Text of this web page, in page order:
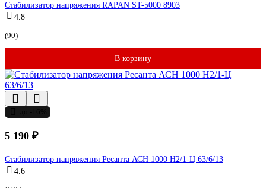
Стабилизатор напряжения RAPAN ST-5000 8903
4.8
(90)
В корзину
5 190 ₽
Стабилизатор напряжения Ресанта АСН 1000 Н2/1-Ц 63/6/13
4.6